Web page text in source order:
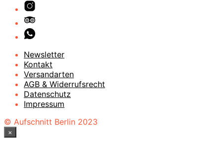
Newsletter
Kontakt
Versandarten
AGB & Widerrufsrecht
Datenschutz
Impressum
© Aufschnitt Berlin 2023
×